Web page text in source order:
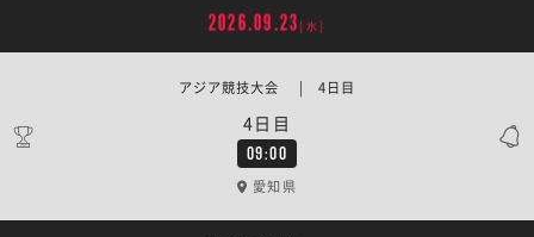
2026.09.23 [水]
09:00
4日目
アジア競技大会 | 4日目
愛知県